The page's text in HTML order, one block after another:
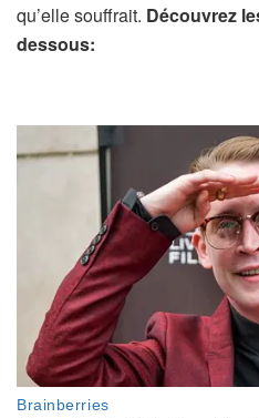
qu’elle souffrait. Découvrez
dessous: